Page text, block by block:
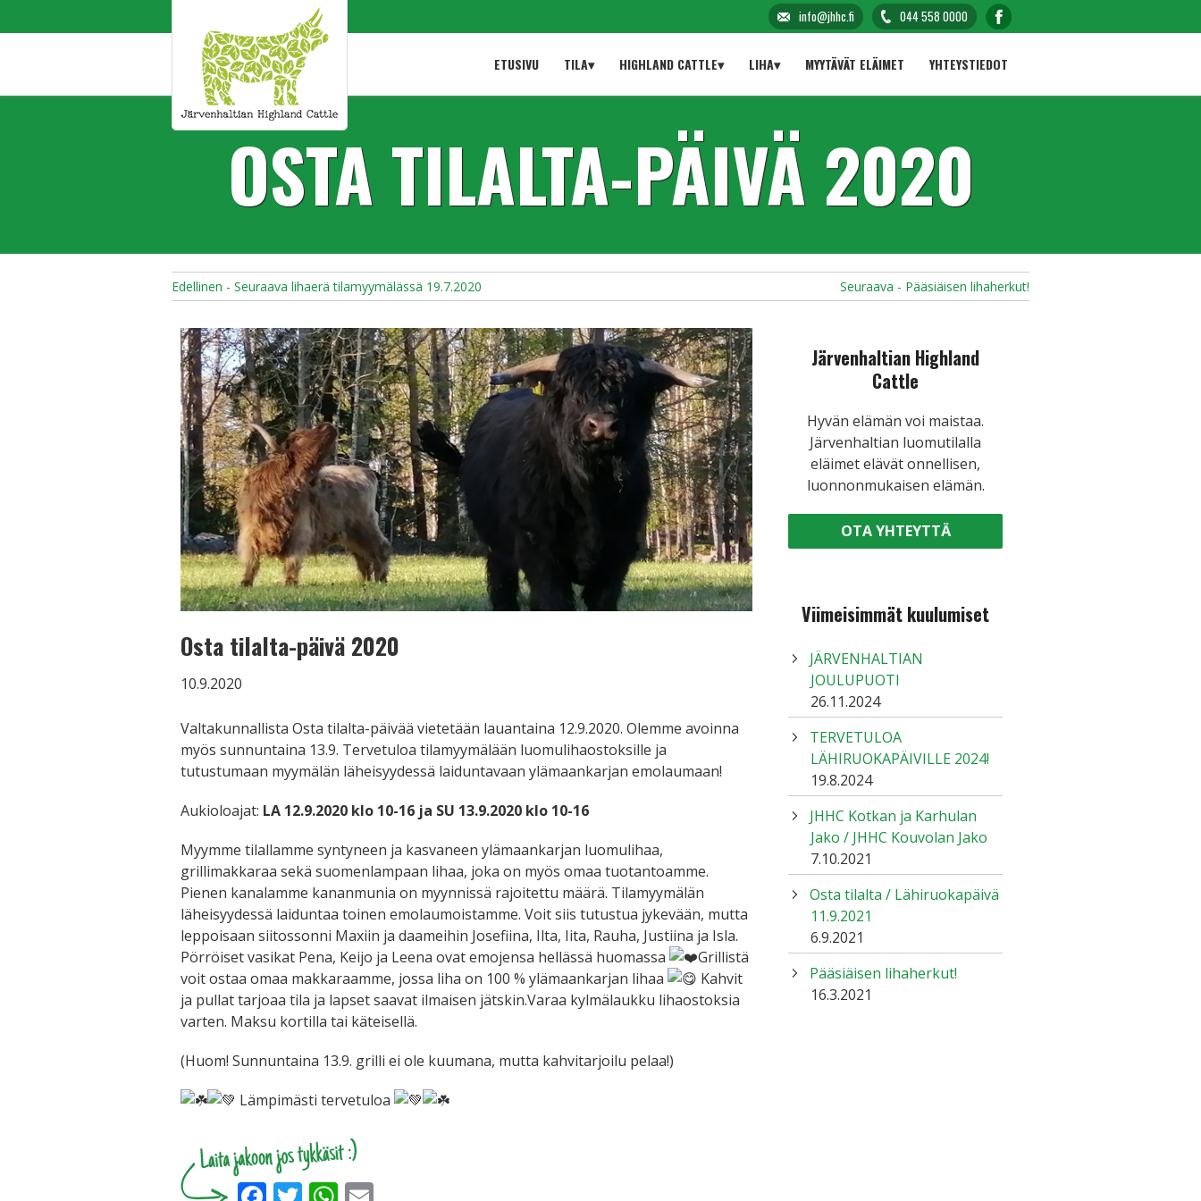
044 558 0000
info@jhhc.fi
ETUSIVU TILA▾ HIGHLAND CATTLE▾ LIHA▾ MYYTÄVÄT ELÄIMET YHTEYSTIEDOT
OSTA TILALTA-PÄIVÄ 2020
Edellinen - Seuraava lihaerä tilamyymälässä 19.7.2020 Seuraava - Pääsiäisen lihaherkut!
Osta tilalta-päivä 2020
10.9.2020
Valtakunnallista Osta tilalta-päivää vietetään lauantaina 12.9.2020. Olemme avoinna
myös sunnuntaina 13.9. Tervetuloa tilamyymälään luomulihaostoksille ja
tutustumaan myymälän läheisyydessä laiduntavaan ylämaankarjan emolaumaan!
Aukioloajat: LA 12.9.2020 klo 10-16 ja SU 13.9.2020 klo 10-16
Myymme tilallamme syntyneen ja kasvaneen ylämaankarjan luomulihaa,
grillimakkaraa sekä suomenlampaan lihaa, joka on myös omaa tuotantoamme.
Pienen kanalamme kananmunia on myynnissä rajoitettu määrä. Tilamyymälän
läheisyydessä laiduntaa toinen emolaumoistamme. Voit siis tutustua jykevään, mutta
leppoisaan siitossonni Maxiin ja daameihin Josefiina, Ilta, Iita, Rauha, Justiina ja Isla.
Pörröiset vasikat Pena, Keijo ja Leena ovat emojensa hellässä huomassa
Grillistä
voit ostaa omaa makkaraamme, jossa liha on 100 % ylämaankarjan lihaa
Kahvit
ja pullat tarjoaa tila ja lapset saavat ilmaisen jätskin.Varaa kylmälaukku lihaostoksia
varten. Maksu kortilla tai käteisellä.
(Huom! Sunnuntaina 13.9. grilli ei ole kuumana, mutta kahvitarjoilu pelaa!)
Lämpimästi tervetuloa
Järvenhaltian Highland
Cattle
Hyvän elämän voi maistaa.
Järvenhaltian luomutilalla
eläimet elävät onnellisen,
luonnonmukaisen elämän.
OTA YHTEYTTÄ
Viimeisimmät kuulumiset
JÄRVENHALTIAN
JOULUPUOTI
26.11.2024
TERVETULOA
LÄHIRUOKAPÄIVILLE 2024!
19.8.2024
JHHC Kotkan ja Karhulan
Jako / JHHC Kouvolan Jako
7.10.2021
Osta tilalta / Lähiruokapäivä
11.9.2021
6.9.2021
Pääsiäisen lihaherkut!
16.3.2021